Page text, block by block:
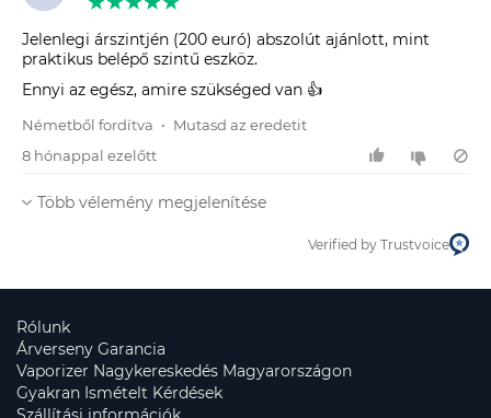
Jelenlegi árszintjén (200 euró) abszolút ajánlott, mint
praktikus belépő szintű eszköz.
Ennyi az egész, amire szükséged van 👍
Németből fordítva • Mutasd az eredetit
8 hónappal ezelőtt
Több vélemény megjelenítése
Verified by Trustvoice
Rólunk
Árverseny Garancia
Vaporizer Nagykereskedés Magyarországon
Gyakran Ismételt Kérdések